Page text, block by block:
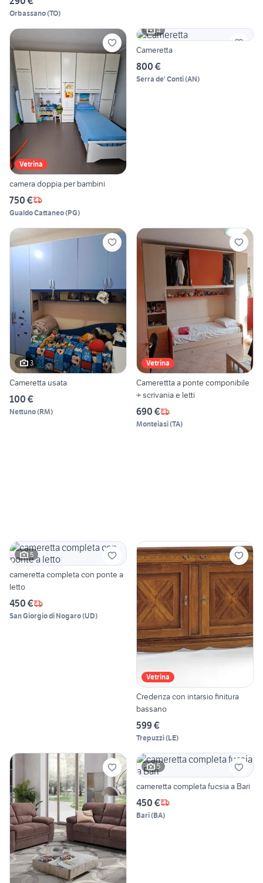
Orbassano(TO)
Vetrina
camera doppia per bambini
750 €
Gualdo Cattaneo(PG)
4
Cameretta
800 €
Serra de' Conti(AN)
3
Cameretta usata
100 €
Nettuno(RM)
Vetrina
Camerettta a ponte componibile
+ scrivania e letti
690 €
Monteiasi(TA)
5
cameretta completa con ponte a
letto
450 €
San Giorgio di Nogaro(UD)
Vetrina
Credenza con intarsio finitura
bassano
599 €
Trepuzzi(LE)
5
cameretta completa fucsia a Bari
450 €
Bari(BA)